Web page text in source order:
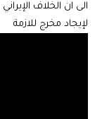
الى ان الخلاف
لإيجاد مخرج للازمة